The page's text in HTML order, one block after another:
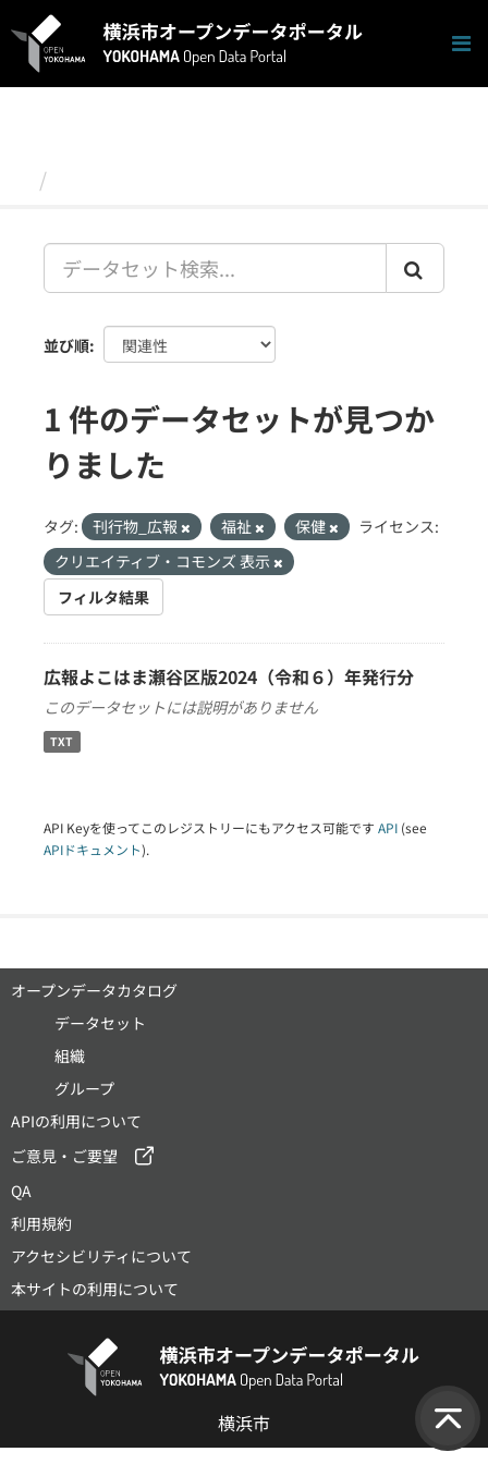
キ
並び順
1 件のデータセットが見つか
りました
タグ: 刊行物_広報 福祉 保健
ライセンス:
クリエイティブ・コモンズ 表示
フィルタ結果
広報よこはま瀬谷区版2024（令和６）年発行分
このデータセットには説明がありません
TXT
API Keyを使ってこのレジストリーにもアクセス可能です API (see
APIドキュメント).
オープンデータカタログ
データセット
組織
グループ
APIの利用について
ご意見・ご要望
QA
利用規約
アクセシビリティについて
本サイトの利用について
横浜市